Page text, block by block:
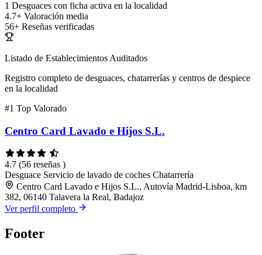
1 Desguaces con ficha activa en la localidad
4.7+ Valoración media
56+ Reseñas verificadas
Listado de Establecimientos Auditados
Registro completo de desguaces, chatarrerías y centros de despiece
en la localidad
#1 Top Valorado
Centro Card Lavado e Hijos S.L.
4.7 (56 reseñas )
Desguace Servicio de lavado de coches Chatarrería
Centro Card Lavado e Hijos S.L., Autovía Madrid-Lisboa, km
382, 06140 Talavera la Real, Badajoz
Ver perfil completo
Footer